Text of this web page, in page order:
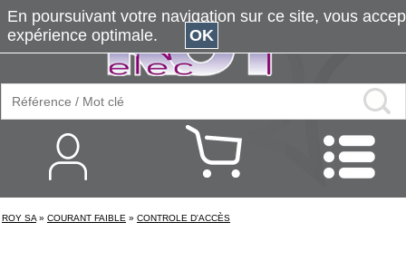
ROY SA » COURANT FAIBLE » CONTROLE D'ACCÈS
En poursuivant votre navigation sur ce site, vous
expérience optimale.
OK